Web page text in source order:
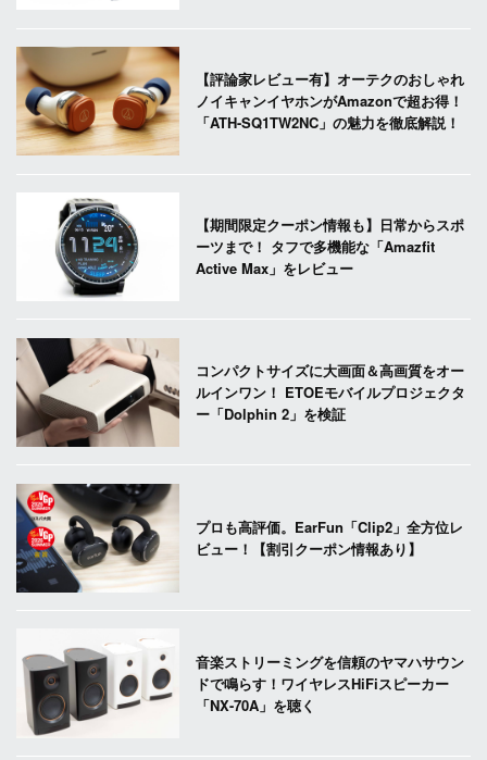
【評論家レビュー有】オーテクのおしゃれ
ノイキャンイヤホンがAmazonで超お得！
「ATH-SQ1TW2NC」の魅力を徹底解説！
【期間限定クーポン情報も】日常からスポ
ーツまで！ タフで多機能な「Amazfit
Active Max」をレビュー
コンパクトサイズに大画面＆高画質をオー
ルインワン！ ETOEモバイルプロジェクタ
ー「Dolphin 2」を検証
プロも高評価。EarFun「Clip2」全方位レ
ビュー！【割引クーポン情報あり】
音楽ストリーミングを信頼のヤマハサウン
ドで鳴らす！ワイヤレスHiFiスピーカー
「NX-70A」を聴く